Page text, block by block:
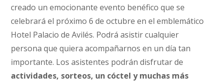
creado un emocionante evento benéfico que se
celebrará el próximo 6 de octubre en el emblemático
Hotel Palacio de Avilés. Podrá asistir cualquier
persona que quiera acompañarnos en un día tan
importante. Los asistentes podrán disfrutar de
actividades, sorteos, un cóctel y muchas más